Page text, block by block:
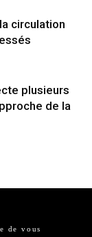
circulation
plusieurs
de la
de vous